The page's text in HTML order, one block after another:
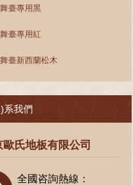
舞臺專用黑
舞臺專用紅
舞臺新西蘭松木
系我們
歐氏地板有限公司
全國咨詢熱線：